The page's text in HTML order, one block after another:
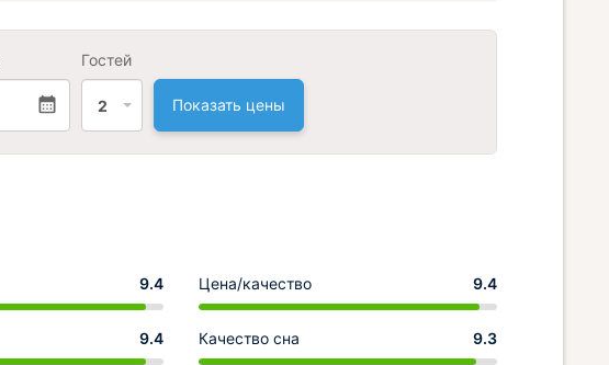
Гостей
2 Показать цены
9.4 Цена/качество 9.4
9.4 Качество сна 9.3